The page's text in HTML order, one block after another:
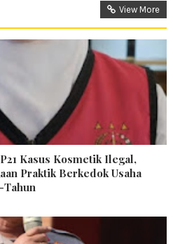
View More
Kasus Kosmetik Ilegal,
Praktik Berkedok Usaha
Tahun